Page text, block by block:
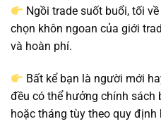
Ngồi trade suốt buổi, tối
chọn khôn ngoan của giới
và hoàn phí.
Bất kể bạn là người mới
đều có thể hưởng chính sách
hoặc tháng tùy theo quy định